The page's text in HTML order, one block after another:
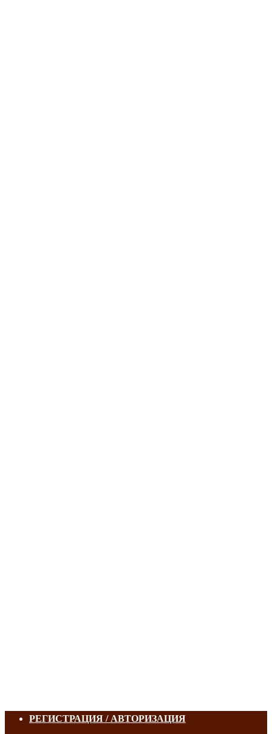
РЕГИСТРАЦИЯ / АВТОРИЗАЦИЯ